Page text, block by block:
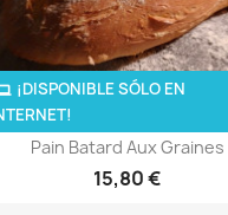
Vista rápida
Pain Batard Aux Graines
15,80 €
¡DISPONIBLE SÓLO EN